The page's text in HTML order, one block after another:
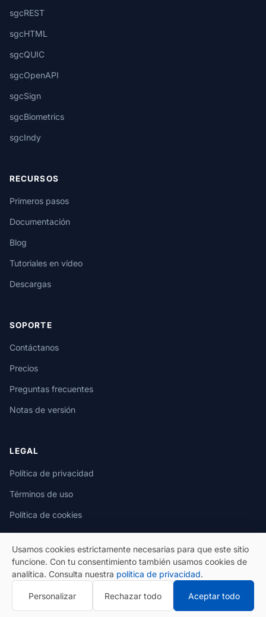
sgcREST
sgcHTML
sgcQUIC
sgcOpenAPI
sgcSign
sgcBiometrics
sgcIndy
RECURSOS
Primeros pasos
Documentación
Blog
Tutoriales en vídeo
Descargas
SOPORTE
Contáctanos
Precios
Preguntas frecuentes
Notas de versión
LEGAL
Política de privacidad
Términos de uso
Política de cookies
© 2026 eSeGeCe. Todos los derechos reservados.
Política de privacidad Términos de uso
Usamos cookies estrictamente necesarias para que este sitio
funcione. Con tu consentimiento también usamos cookies de
analítica. Consulta nuestra política de privacidad.
Personalizar Rechazar todo Aceptar todo